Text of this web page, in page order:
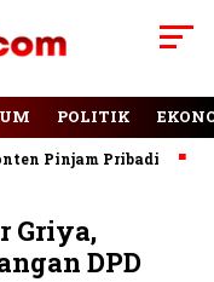
POLITIK
Pinjam Pribadi
Griya,
DPD